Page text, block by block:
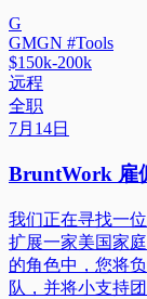
G
GMGN #Tools
$150k-200k
远程
全职
7月14日
BruntWork 雇
我们正在寻找一
扩展一家美国家
的角色中，您将
队，并将小支持